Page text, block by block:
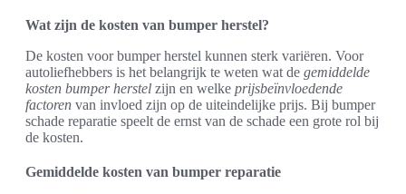
Wat zijn de kosten van bumper herstel?
De kosten voor bumper herstel kunnen sterk variëren. Voor
autoliefhebbers is het belangrijk te weten wat de gemiddelde
kosten bumper herstel zijn en welke prijsbeïnvloedende
factoren van invloed zijn op de uiteindelijke prijs. Bij bumper
schade reparatie speelt de ernst van de schade een grote rol bij
de kosten.
Gemiddelde kosten van bumper reparatie